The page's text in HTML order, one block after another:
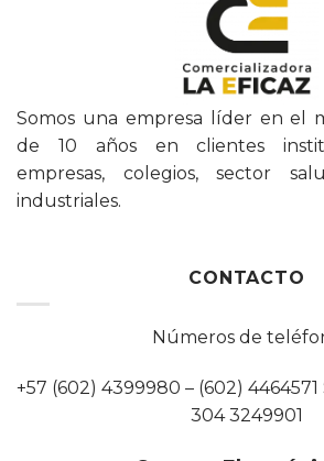
Somos una empresa líder en el
de 10 años en clientes
empresas, colegios, sector
industriales.
CONTACTO
Números de
+57 (602) 4399980 – (602)
304 3249901